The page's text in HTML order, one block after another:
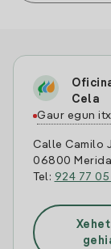
Cela
Gaur egun
Calle Camilo
06800 Merida
Tel: 924 77 05